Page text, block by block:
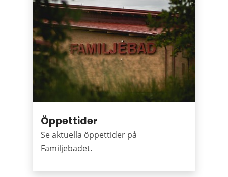
Öppettider
Se aktuella öppettider på
Familjebadet.